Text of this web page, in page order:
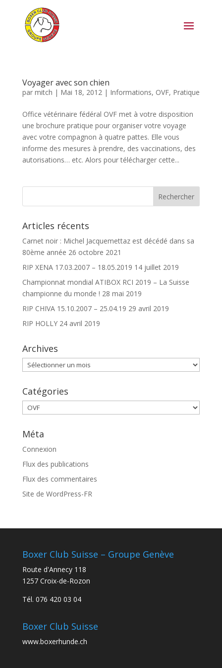
Voyager avec son chien
par mitch | Mai 18, 2012| Informations, OVF, Pratique
Office vétérinaire fédéral OVF met à votre disposition
une brochure pratique pour organiser votre voyage
avec votre compagnon à quatre pattes. Elle vous
informe des mesures à prendre, des vaccinations, des
autorisations… etc. Alors pour télécharger cette...
Articles récents
Carnet noir : Michel Jacquemettaz est décédé dans sa
80ème année 26 octobre 2021
RIP XENA 17.03.2007 – 18.05.2019 14 juillet 2019
Championnat mondial ATIBOX RCI 2019 – La Suisse
championne du monde ! 28 mai 2019
RIP CHIVA 15.10.2007 – 25.04.19 29 avril 2019
RIP HOLLY 24 avril 2019
Archives
Archives
Catégories
Catégories
Méta
Connexion
Flux des publications
Flux des commentaires
Site de WordPress-FR
Boxer Club Suisse – Groupe Genève
Route d'Annecy 118
1257 Croix-de-Rozon
Tél. 076 420 03 04
Boxer Club Suisse
www.boxerhunde.ch